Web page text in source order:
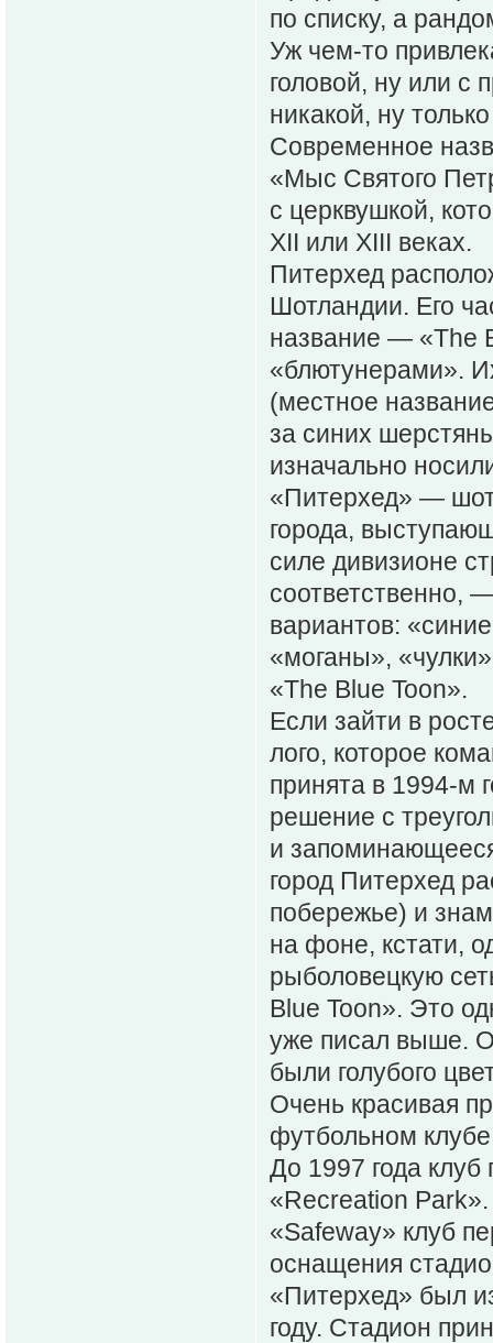
по списку, а
Уж чем-то
головой, ну или с
никакой, ну
Современное
«Мыс Святого
с церквушкой,
XII или XIII веках.
Питерхед
Шотландии. Его
название — «The
«блютунерами».
(местное
за синих
изначально
«Питерхед» —
города,
силе дивизионе
соответственно,
вариантов:
«моганы»,
«The Blue Toon».
Если зайти в
лого, которое
принята в 1994-м
решение с
и
город Питерхед
побережье) и
на фоне, кстати,
рыболовецкую
Blue Toon». Это
уже писал выше.
были голубого
Очень красивая
футбольном
До 1997 года
«Recreation
«Safeway» клуб
оснащения
«Питерхед» был
году. Стадион